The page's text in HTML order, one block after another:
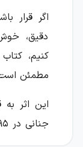
اگر قرار
دقیق،
کنیم،
مطمئن
این اثر